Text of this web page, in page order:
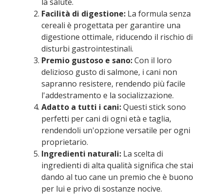
la salute.
Facilità di digestione: La formula senza
cereali è progettata per garantire una
digestione ottimale, riducendo il rischio di
disturbi gastrointestinali.
Premio gustoso e sano:Con il loro
delizioso gusto di salmone, i cani non
sapranno resistere, rendendo più facile
l'addestramento e la socializzazione.
Adatto a tutti i cani:Questi stick sono
perfetti per cani di ogni età e taglia,
rendendoli un'opzione versatile per ogni
proprietario.
Ingredienti naturali: La scelta di
ingredienti di alta qualità significa che stai
dando al tuo cane un premio che è buono
per lui e privo di sostanze nocive.